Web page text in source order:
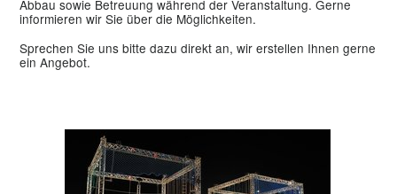
Abbau sowie Betreuung während der Veranstaltung. Gerne
informieren wir Sie über die Möglichkeiten.
Sprechen Sie uns bitte dazu direkt an, wir erstellen Ihnen gerne
ein Angebot.